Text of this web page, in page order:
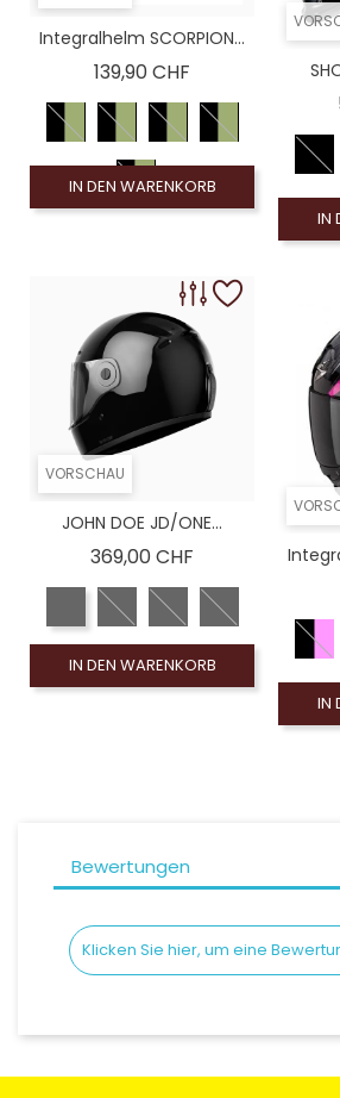
Integralhelm SCORPION...
139,90 CHF
IN DEN WARENKORB
IN
VORSCHAU
JOHN DOE JD/ONE...
369,00 CHF
IN DEN WARENKORB
IN
Bewertungen
Klicken Sie hier, um eine